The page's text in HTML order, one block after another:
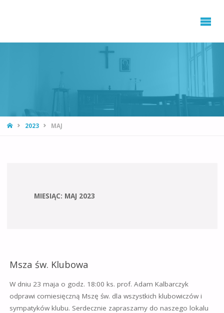
STRONA
2023 MAJ
MIESIĄC: MAJ 2023
Msza św. Klubowa
W dniu 23 maja o godz. 18:00 ks. prof. Adam Kalbarczyk
odprawi comiesięczną Mszę św. dla wszystkich klubowiczów i
sympatyków klubu. Serdecznie zapraszamy do naszego lokalu